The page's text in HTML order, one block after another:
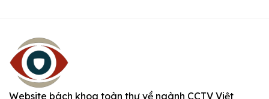
Website bách khoa toàn thư về ngành CCTV Việt